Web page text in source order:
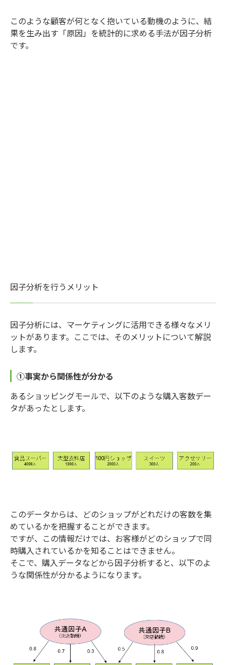
このような顧客が何となく抱いている動機のように、結
果を生み出す「原因」を統計的に求める手法が因子分析
です。
因子分析を行うメリット
因子分析には、マーケティングに活用できる様々なメリ
ットがあります。ここでは、そのメリットについて解説
します。
①事実から関係性が分かる
あるショッピングモールで、以下のような購入客数デー
タがあったとします。
このデータからは、どのショップがどれだけの客数を集
めているかを把握することができます。
ですが、この情報だけでは、お客様がどのショップで同
時購入されているかを知ることはできません。
そこで、購入データなどから因子分析すると、以下のよ
うな関係性が分かるようになります。